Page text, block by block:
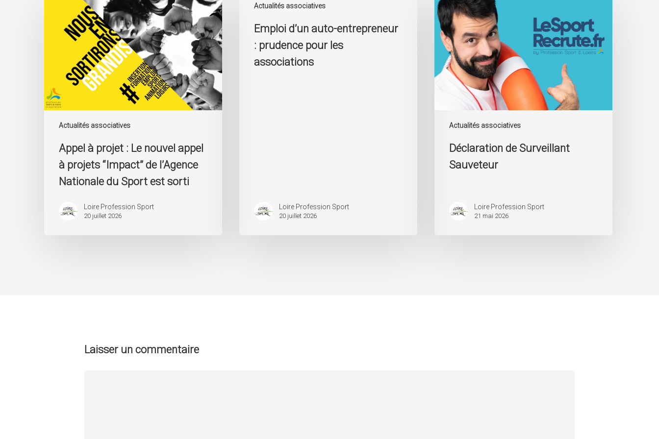
Actualités associatives
projets
“Impact”
de
Nationale
SportAppel à projet : Le nouvel appel
à projets “Impact” de l’Agence
Nationale du Sport est sorti
Loire Profession Sport
20 juillet 2026
Actualités associatives
entrepreneur
prudence
pour
Emploi d’un auto-entrepreneur
: prudence pour les
associations
Loire Profession Sport
20 juillet 2026
Actualités associatives
de
Surveillant
Sauveteur
Déclaration de Surveillant
Sauveteur
Loire Profession Sport
21 mai 2026
Laisser un commentaire